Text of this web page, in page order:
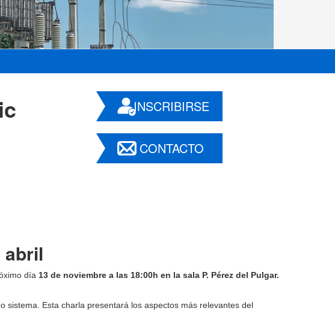
INSCRIBIRSE
CONTACTO
abril
día 13 de noviembre a las 18:00h en la sala P. Pérez del Pulgar.
sistema. Esta charla presentará los aspectos más relevantes del